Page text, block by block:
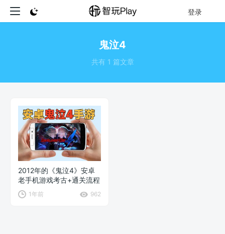
登录
鬼泣4
共有 1 篇文章
2012年的《鬼泣4》安卓
老手机游戏考古+通关流程
1年前 962